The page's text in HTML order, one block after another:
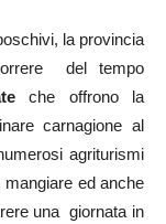
la provincia
del tempo
che offrono la
carnagione al
agriturismi
ed anche
una giornata in